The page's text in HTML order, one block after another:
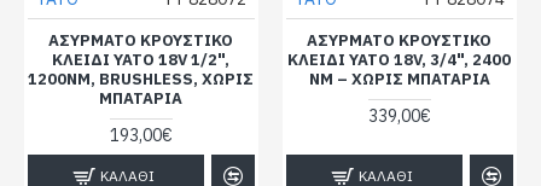
ΑΣΎΡΜΑΤΟ ΚΡΟΥΣΤΙΚΌ
ΚΛΕΙΔΊ YATO 18V 1/2",
1200NM, BRUSHLESS, ΧΩΡΊΣ
ΜΠΑΤΑΡΊΑ
193,00€
ΚΑΛΆΘΙ
ΑΣΎΡΜΑΤΟ ΚΡΟΥΣΤΙΚΌ
ΚΛΕΙΔΊ YATO 18V, 3/4", 2400
NM – ΧΩΡΊΣ ΜΠΑΤΑΡΊΑ
339,00€
ΚΑΛΆΘΙ